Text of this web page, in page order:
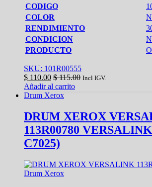
CODIGO
COLOR
RENDIMIENTO
CONDICION
PRODUCTO
SKU: 101R00555
$ 110.00 $115.00 Incl IGV.
Añadir al carrito
Drum Xerox
DRUM XEROX
113R00780
C7025)
Drum Xerox